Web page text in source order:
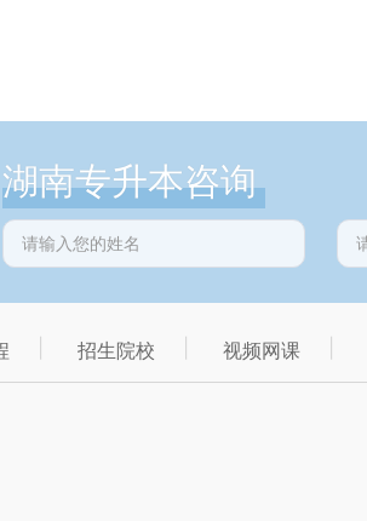
湖南专升本咨询
招生院校 视频网课